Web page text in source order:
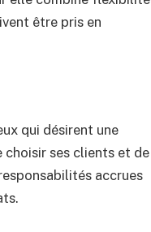
être pris en
qui désirent une
ses clients et de
accrues